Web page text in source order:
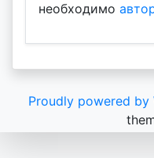
необходимо
Proudly powered by